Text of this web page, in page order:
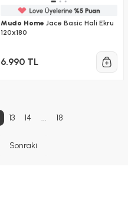
Mudo Home Jace Basic Hali Ekru
120x180
6.990 TL
13 14 ... 18
Sonraki